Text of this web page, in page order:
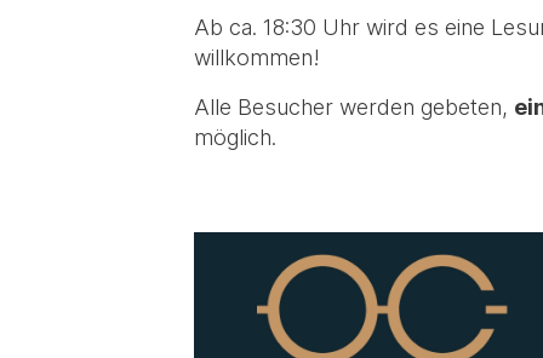
Ab ca. 18:30 Uhr wird es eine
willkommen!
Alle Besucher werden gebeten,
möglich.